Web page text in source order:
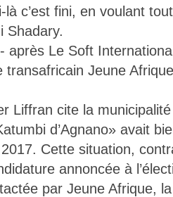
c’est fini, en voulant
Shadary.
après Le Soft
transafricain Jeune
Liffran cite la
d’Agnano» avait
Cette situation,
annoncée à
par Jeune Afrique,